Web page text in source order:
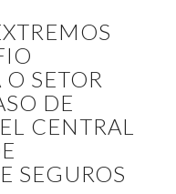
SETOR
DE
CENTRAL
SEGUROS